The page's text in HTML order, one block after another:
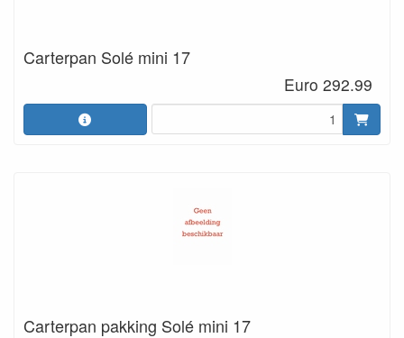
Carterpan Solé mini 17
Euro 292.99
Carterpan pakking Solé mini 17